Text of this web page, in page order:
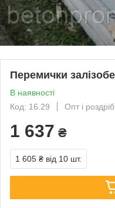
Перемички
В наявності
Код: 16.29
Опт і роздріб
1 637 ₴
1 605 ₴ від 10 шт.